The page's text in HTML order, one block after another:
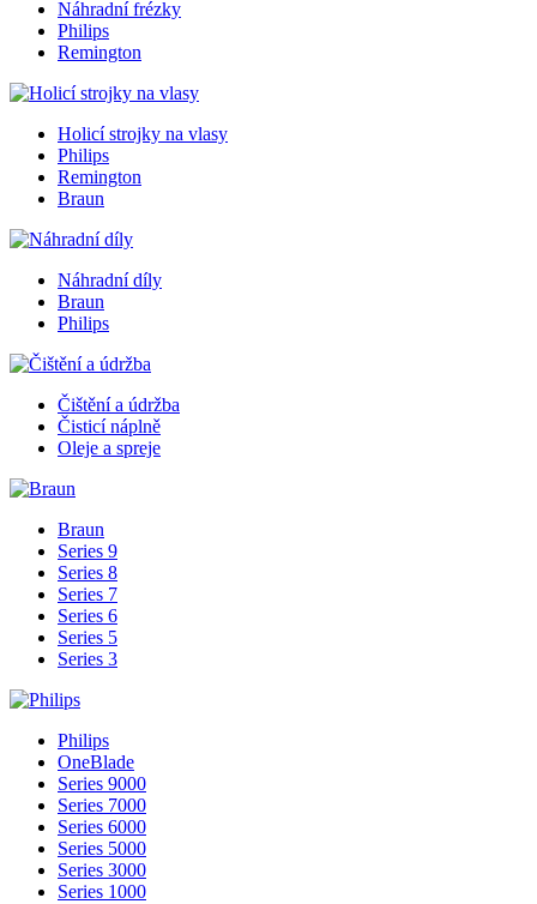
Náhradní frézky
Philips
Remington
Holicí strojky na vlasy
Philips
Remington
Braun
Náhradní díly
Braun
Philips
Čištění a údržba
Čisticí náplně
Oleje a spreje
Braun
Series 9
Series 8
Series 7
Series 6
Series 5
Series 3
Philips
OneBlade
Series 9000
Series 7000
Series 6000
Series 5000
Series 3000
Series 1000